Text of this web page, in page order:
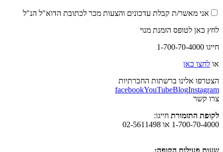
ת קבלת עדכונים והצעות מכר לכתובת הדוא"ל הנ"ל
הזמנת מנוי
ברשתות החברתיות
facebookYouTubeBlog
חייגו:
02-5611498
הקופה: